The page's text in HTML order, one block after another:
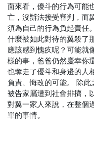
面來看，優斗的行為可能
亡，沒辦法接受審判，而
須為自己的行為負起責任
什麼被如此對待的翼殺了
應該感到愧疚呢？可能就
樣的事，爸爸仍然慶幸你
也奪走了優斗和身邊的人
負責、悔改的可能。
除此
被告家屬遭到社會排擠，
對翼一家人來說，在整個
單的事情。